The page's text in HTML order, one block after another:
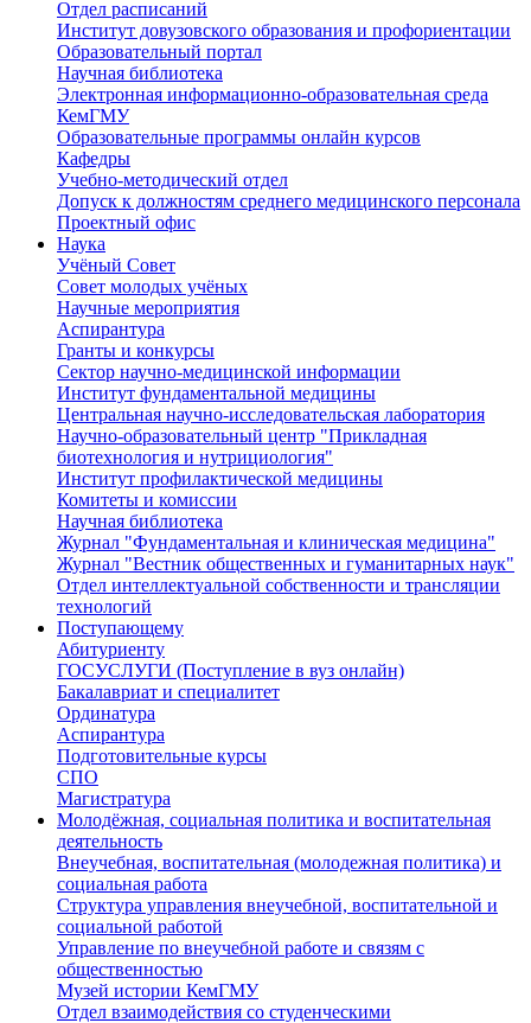
Отдел расписаний
Институт довузовского образования и профориентации
Образовательный портал
Научная библиотека
Электронная информационно-образовательная среда
КемГМУ
Образовательные программы онлайн курсов
Кафедры
Учебно-методический отдел
Допуск к должностям среднего медицинского персонала
Проектный офис
Наука
Учёный Cовет
Совет молодых учёных
Научные мероприятия
Аспирантура
Гранты и конкурсы
Сектор научно-медицинской информации
Институт фундаментальной медицины
Центральная научно-исследовательская лаборатория
Научно-образовательный центр "Прикладная
биотехнология и нутрициология"
Институт профилактической медицины
Комитеты и комиссии
Научная библиотека
Журнал "Фундаментальная и клиническая медицина"
Журнал "Вестник общественных и гуманитарных наук"
Отдел интеллектуальной собственности и трансляции
технологий
Поступающему
Абитуриенту
ГОСУСЛУГИ (Поступление в вуз онлайн)
Бакалавриат и специалитет
Ординатура
Аспирантура
Подготовительные курсы
СПО
Магистратура
Молодёжная, социальная политика и воспитательная
деятельность
Внеучебная, воспитательная (молодежная политика) и
социальная работа
Структура управления внеучебной, воспитательной и
социальной работой
Управление по внеучебной работе и связям с
общественностью
Музей истории КемГМУ
Отдел взаимодействия со студенческими